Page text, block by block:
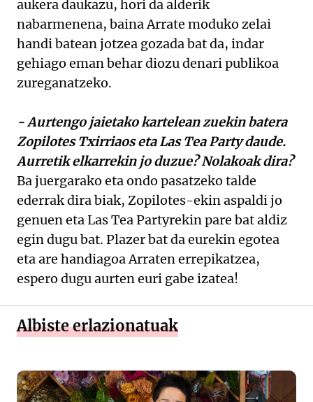
aukera daukazu, hori da alderik
nabarmenena, baina Arrate moduko zelai
handi batean jotzea gozada bat da, indar
gehiago eman behar diozu denari publikoa
zureganatzeko.
- Aurtengo jaietako kartelean zuekin batera
Zopilotes Txirriaos eta Las Tea Party daude.
Aurretik elkarrekin jo duzue? Nolakoak dira?
Ba juergarako eta ondo pasatzeko talde
ederrak dira biak, Zopilotes-ekin aspaldi jo
genuen eta Las Tea Partyrekin pare bat aldiz
egin dugu bat. Plazer bat da eurekin egotea
eta are handiagoa Arraten errepikatzea,
espero dugu aurten euri gabe izatea!
Albiste erlazionatuak